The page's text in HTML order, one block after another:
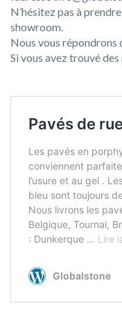
N’hésitez pas à
showroom.
Nous vous répondrons
Si vous avez trouvé